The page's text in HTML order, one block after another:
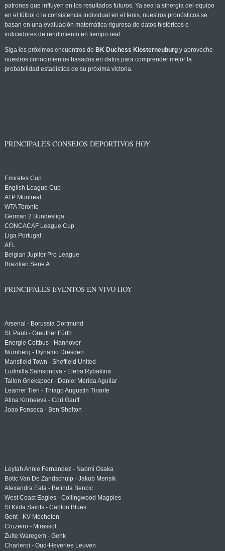
patrones que influyen en los resultados futuros. Ya sea la sinergia del equipo
en el fútbol o la consistencia individual en el tenis, nuestros pronósticos se
basan en una evaluación matemática rigurosa de datos históricos e
indicadores de rendimiento en tiempo real.
Siga los próximos encuentros de BK Duchess Klosterneuburgy aproveche
nuestros conocimientos basados en datos para comprender mejor la
probabilidad estadística de su próxima victoria.
PRINCIPALES CONSEJOS DEPORTIVOS HOY
Emirates Cup
English League Cup
ATP Montreal
WTA Toronto
German 2 Bundesliga
CONCACAF League Cup
Liga Portugal
AFL
Belgian Jupiler Pro League
Brazilian Serie A
PRINCIPALES EVENTOS EN VIVO HOY
Arsenal - Borussia Dortmund
St. Pauli - Greuther Fürth
Energie Cottbus - Hannover
Nürnberg - Dynamo Dresden
Mansfield Town - Sheffield United
Ludmilla Samsonova - Elena Rybakina
Tallon Griekspoor - Daniel Merida Aguilar
Learner Tien - Thiago Augustin Tirante
Alina Korneeva - Cori Gauff
Joao Fonseca - Ben Shelton
Leylah Annie Fernandez - Naomi Osaka
Botic Van De Zandschulp - Jakub Mensik
Alexandra Eala - Belinda Bencic
West Coast Eagles - Collingwood Magpies
St Kilda Saints - Carlton Blues
Gent - KV Mechelen
Cruzeiro - Mirassol
Zulte Waregem - Genk
Charleroi - Oud-Heverlee Leuven